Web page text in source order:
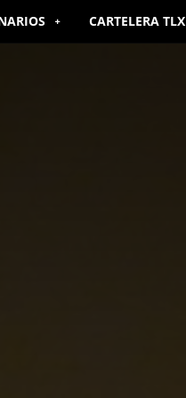
CARTELERA TLX